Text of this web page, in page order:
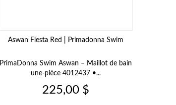
Aswan Fiesta Red | Primadonna Swim
PrimaDonna Swim Aswan – Maillot de bain
une‑pièce 4012437 •...
Prix
225,00 $